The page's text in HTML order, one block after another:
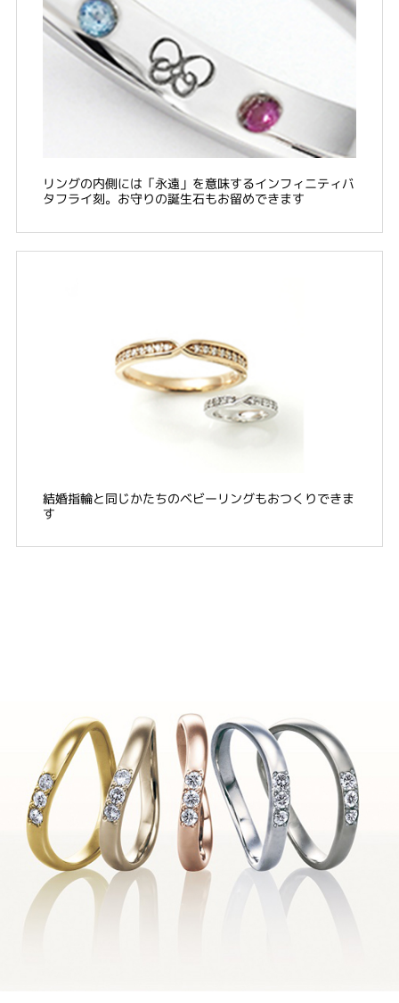
リングの内側には「永遠」を意味するインフィニティバ
タフライ刻。お守りの誕生石もお留めできます
結婚指輪と同じかたちのベビーリングもおつくりできま
す